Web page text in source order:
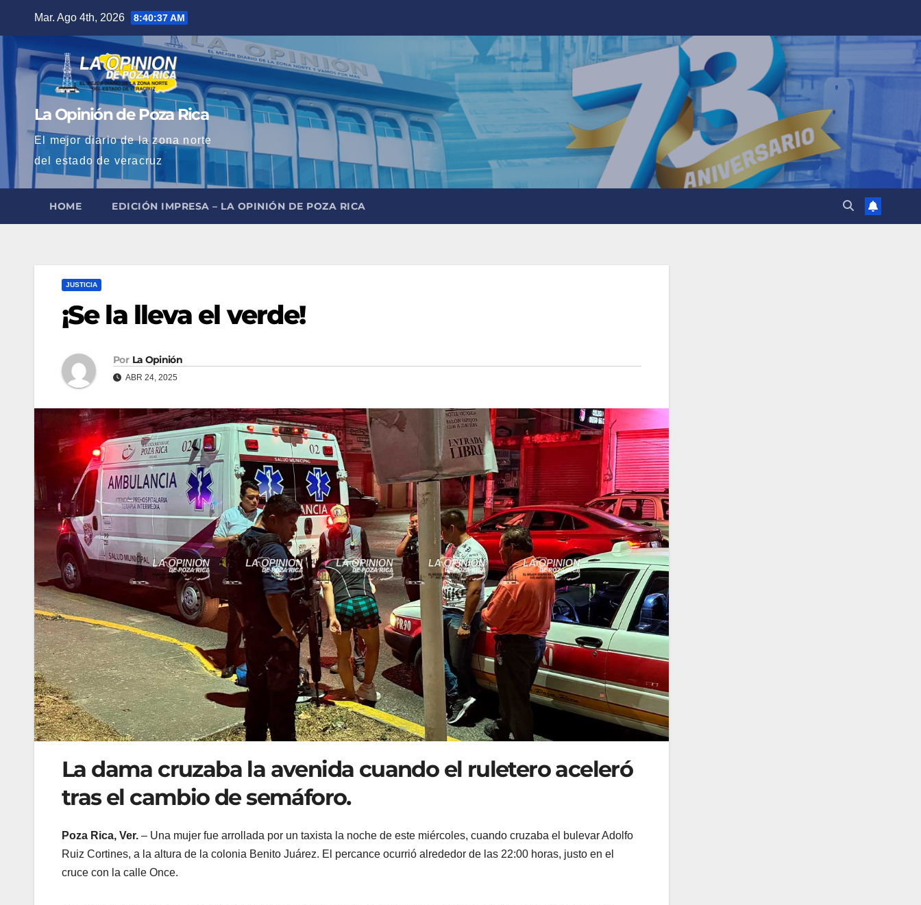
contenido
Mar. Ago 4th, 2026 8:40:38 AM
La Opinión de Poza Rica
El mejor diario de la zona norte
del estado de veracruz
HOME EDICIÓN IMPRESA – LA OPINIÓN DE POZA RICA
JUSTICIA
¡Se la lleva el verde!
Por La Opinión
ABR 24, 2025
La dama cruzaba la avenida cuando el ruletero aceleró
tras el cambio de semáforo.
Poza Rica, Ver. – Una mujer fue arrollada por un taxista la noche de este miércoles, cuando cruzaba el bulevar Adolfo
Ruiz Cortines, a la altura de la colonia Benito Juárez. El percance ocurrió alrededor de las 22:00 horas, justo en el
cruce con la calle Once.